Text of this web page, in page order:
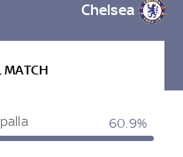
Chelsea
MATCH
60.9%